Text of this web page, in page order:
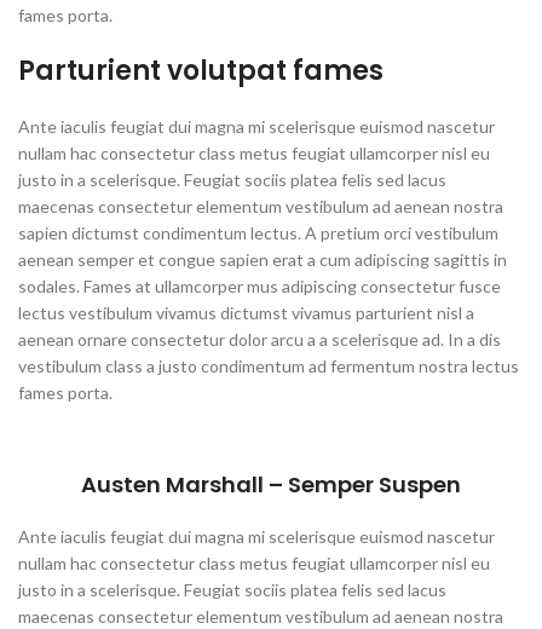
fames porta.
Parturient volutpat fames
Ante iaculis feugiat dui magna mi scelerisque euismod nascetur
nullam hac consectetur class metus feugiat ullamcorper nisl eu
justo in a scelerisque. Feugiat sociis platea felis sed lacus
maecenas consectetur elementum vestibulum ad aenean nostra
sapien dictumst condimentum lectus. A pretium orci vestibulum
aenean semper et congue sapien erat a cum adipiscing sagittis in
sodales. Fames at ullamcorper mus adipiscing consectetur fusce
lectus vestibulum vivamus dictumst vivamus parturient nisl a
aenean ornare consectetur dolor arcu a a scelerisque ad. In a dis
vestibulum class a justo condimentum ad fermentum nostra lectus
fames porta.
Austen Marshall – Semper Suspen
Ante iaculis feugiat dui magna mi scelerisque euismod nascetur
nullam hac consectetur class metus feugiat ullamcorper nisl eu
justo in a scelerisque. Feugiat sociis platea felis sed lacus
maecenas consectetur elementum vestibulum ad aenean nostra